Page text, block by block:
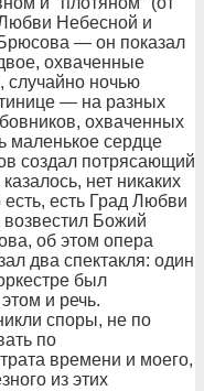
Небесной и
— он показал
охваченные
случайно ночью
— на разных
охваченных
маленькое сердце
создал потрясающий
нет никаких
есть, есть Град Любви
возвестил Божий
об этом опера
два спектакля: один
был
и речь.
споры, не по
по
времени и моего,
из этих